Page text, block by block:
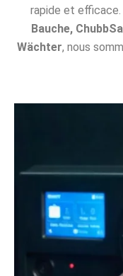
rapide et
Bauche,
Wächter, nous